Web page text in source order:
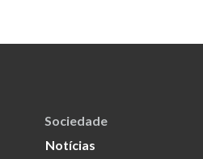
Sociedade
Notícias